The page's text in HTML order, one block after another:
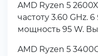
AMD Ryzen 5
частоту 3.60 GHz.
мощность 95 W.
AMD Ryzen 5